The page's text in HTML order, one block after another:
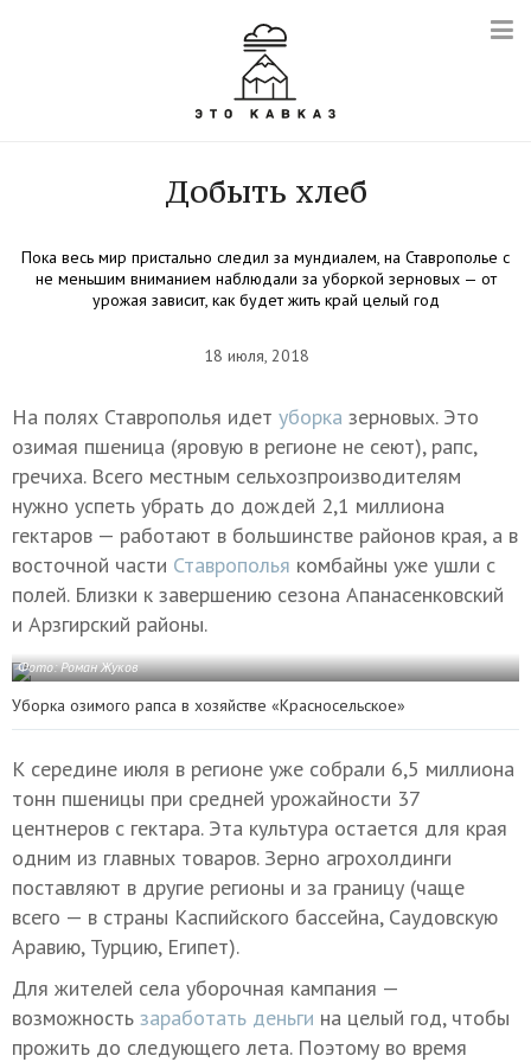
Добыть хлеб
Пока весь мир пристально следил за мундиалем, на Ставрополье с
не меньшим вниманием наблюдали за уборкой зерновых — от
урожая зависит, как будет жить край целый год
18 июля, 2018
На полях Ставрополья идет уборка зерновых. Это
озимая пшеница (яровую в регионе не сеют), рапс,
гречиха. Всего местным сельхозпроизводителям
нужно успеть убрать до дождей 2,1 миллиона
гектаров — работают в большинстве районов края, а в
восточной части Ставрополья комбайны уже ушли с
полей. Близки к завершению сезона Апанасенковский
и Арзгирский районы.
Фото: Роман Жуков
Уборка озимого рапса в хозяйстве «Красносельское»
К середине июля в регионе уже собрали 6,5 миллиона
тонн пшеницы при средней урожайности 37
центнеров с гектара. Эта культура остается для края
одним из главных товаров. Зерно агрохолдинги
поставляют в другие регионы и за границу (чаще
всего — в страны Каспийского бассейна, Саудовскую
Аравию, Турцию, Египет).
Для жителей села уборочная кампания —
возможность заработать деньги на целый год, чтобы
прожить до следующего лета. Поэтому во время